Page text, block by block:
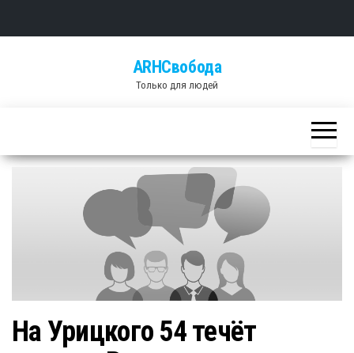
ARHСвобода
Только для людей
На Урицкого 54 течёт